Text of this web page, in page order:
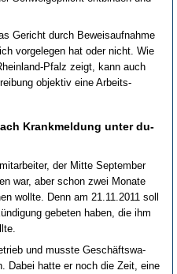
Ge­richt durch Be­weis­auf­nah­me
vor­ge­le­gen hat oder nicht. Wie
Pfalz zeigt, kann auch
ob­jek­tiv ei­ne Ar­beits­
Krank­mel­dung un­ter du­
der Mit­te Sep­tem­ber
war, aber schon zwei Mo­na­te
woll­te. Denn am 21.11.2011 soll
ge­be­ten ha­ben, die ihm
und muss­te Geschäfts­wa­
Da­bei hat­te er noch die Zeit, ei­ne